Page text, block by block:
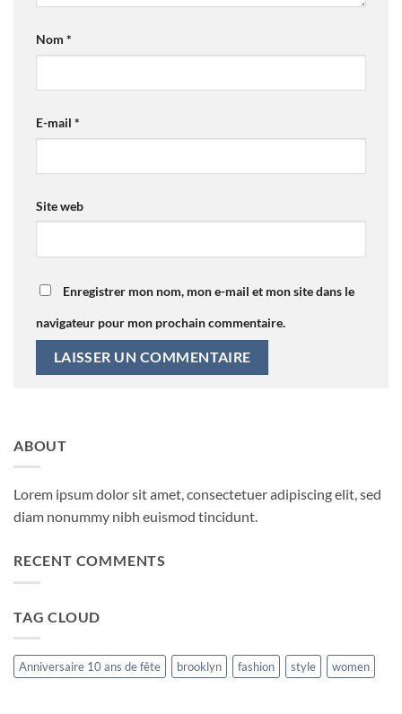
Nom *
E-mail *
Site web
Enregistrer mon nom, mon e-mail et mon site dans le
navigateur pour mon prochain commentaire.
ABOUT
Lorem ipsum dolor sit amet, consectetuer adipiscing elit, sed
diam nonummy nibh euismod tincidunt.
RECENT COMMENTS
TAG CLOUD
Anniversaire 10 ans de fête brooklyn fashion style women